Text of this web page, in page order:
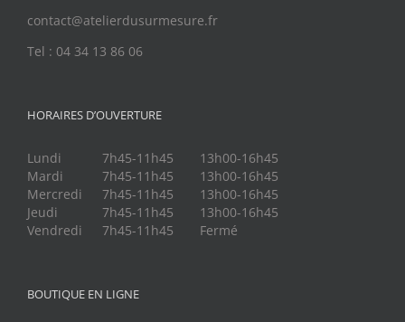
contact@atelierdusurmesure.fr
Tel : 04 34 13 86 06
HORAIRES D’OUVERTURE
Lundi 7h45-11h45
13h00-16h45
Mardi
7h45-11h45
13h00-16h45
Mercredi
7h45-11h45
13h00-16h45
Jeudi
7h45-11h45
13h00-16h45
Vendredi
7h45-11h45 Fermé
BOUTIQUE EN LIGNE